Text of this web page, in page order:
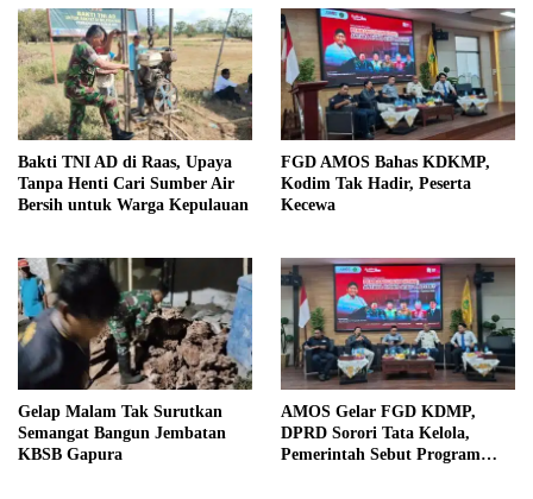
Bakti TNI AD di Raas, Upaya
Tanpa Henti Cari Sumber Air
Bersih untuk Warga Kepulauan
FGD AMOS Bahas KDKMP,
Kodim Tak Hadir, Peserta
Kecewa
Gelap Malam Tak Surutkan
Semangat Bangun Jembatan
KBSB Gapura
AMOS Gelar FGD KDMP,
DPRD Sorori Tata Kelola,
Pemerintah Sebut Program